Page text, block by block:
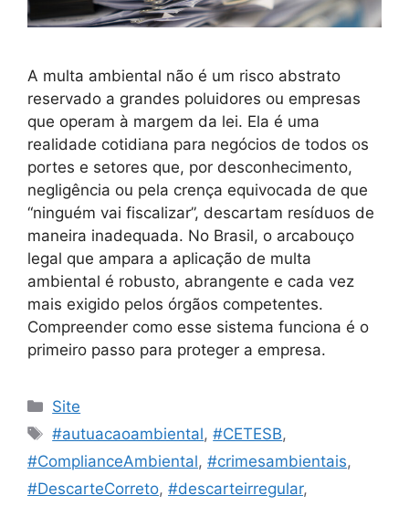
A multa ambiental não é um risco abstrato
reservado a grandes poluidores ou empresas
que operam à margem da lei. Ela é uma
realidade cotidiana para negócios de todos os
portes e setores que, por desconhecimento,
negligência ou pela crença equivocada de que
“ninguém vai fiscalizar”, descartam resíduos de
maneira inadequada. No Brasil, o arcabouço
legal que ampara a aplicação de multa
ambiental é robusto, abrangente e cada vez
mais exigido pelos órgãos competentes.
Compreender como esse sistema funciona é o
primeiro passo para proteger a empresa.
Site
#autuacaoambiental,#CETESB,
#ComplianceAmbiental, #crimesambientais,
#DescarteCorreto, #descarteirregular,